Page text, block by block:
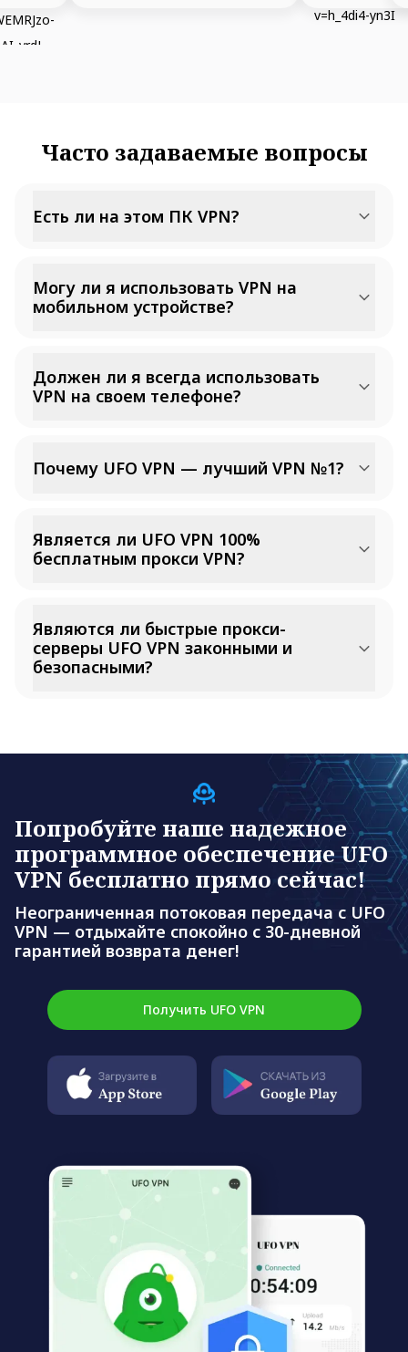
v=h_4di4-yn3I
Часто задаваемые вопросы
Есть ли на этом ПК VPN?
Могу ли я использовать VPN на
мобильном устройстве?
Должен ли я всегда использовать
VPN на своем телефоне?
Почему UFO VPN — лучший VPN №1?
Является ли UFO VPN 100%
бесплатным прокси VPN?
Являются ли быстрые прокси-
серверы UFO VPN законными и
безопасными?
Попробуйте наше надежное
программное обеспечение UFO
VPN бесплатно прямо сейчас!
Неограниченная потоковая передача с UFO
VPN — отдыхайте спокойно с 30-дневной
гарантией возврата денег!
Получить UFO VPN